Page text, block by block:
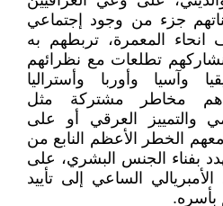
جزء من وجود إجتماعي
انحاء المعمرة، تربطهم به
تطلعات مع نظرائهم
وآسيا وأوربا وأستراليا
مخاطر مشتركة مثل
والتمييز العرقي أو على
الخطر الأعظم النابع من
بفناء الجنس البشري، على
الساعي إلى تأييد
بأسره.